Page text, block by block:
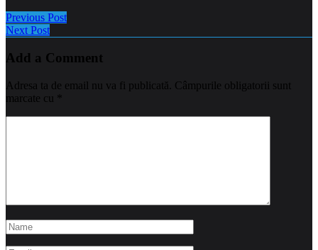
Previous Post
Next Post
Add a Comment
Adresa ta de email nu va fi publicată. Câmpurile obligatorii sunt
marcate cu